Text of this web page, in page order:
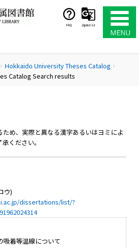
FAQ Japanese
Hokkaido University Theses Catalog chevron_right
Catalog Search results
め、実際と異なる漢字あるいはヨミによ
ください。
ウ)
dissertations/list/?
吸着等温線について